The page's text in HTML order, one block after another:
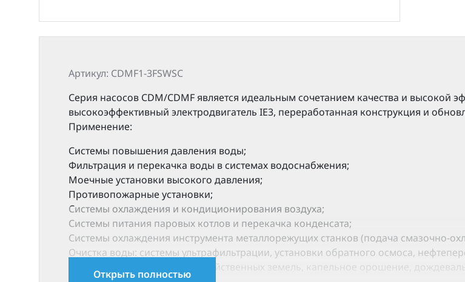
Артикул: CDMF1-3FSWSC
Серия насосов CDM/CDMF является идеальным сочетанием качества и высокой
высокоэффективный электродвигатель IE3, переработанная конструкция и
Применение:
Системы повышения давления воды;
Фильтрация и перекачка воды в системах водоснабжения;
Моечные установки высокого давления;
Противопожарные установки;
Cистемы охлаждения и кондиционирования воздуха;
Системы питания паровых котлов и перекачка конденсата;
Системы охлаждения инструмента металлорежущих станков (подача смазочно-
Очистка воды: системы ультрафильтрации, установки обратного осмоса,
Орошение: полив сельскохозяйственных земель, капельное орошение,
Открыть полностью